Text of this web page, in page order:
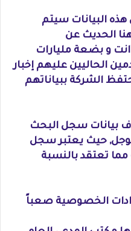
البيانات سيتم
18 شهر. هنا الحديث عن
انت و بضعة مليارات
الحاليين عليهم إخبار
الشركة ببياناتهم
بيانات سجل البحث
حيث يعتبر سجل
تعتقد بالنسبة
الخصوصية صعباً